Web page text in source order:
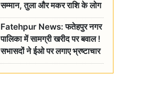
सम्मान, तुला और मकर राशि के लोग
रहें सतर्क
Fatehpur News: फतेहपुर नगर
पालिका में सामग्री खरीद पर बवाल !
सभासदों ने ईओ पर लगाए भ्रष्टाचार
के गंभीर आरोप